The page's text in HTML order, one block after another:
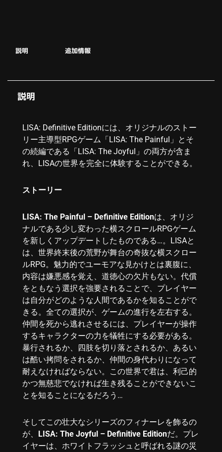
説明 追加情報
説明
LISA: Definitive Editionには、オリジナルのストー
リー主導型RPGゲーム「LISA: The Painful」とそ
の続編である「LISA: The Joyful」の両方が含ま
れ、LISAの世界を完全に体験することができる。
ストーリー
LISA: The Painful – Definitive Editionは、オリジ
ナルである少し変わった横スクロールRPGゲーム
を新しくアップデートしたものである…。LISAと
は、世界終末後の荒野が舞台の奇抜な横スクロー
ルRPG。魅力的でユーモアな見かけとは裏腹に、
内容は嫌悪感を覚え、道徳心の欠片もない。代償
をともなう選択を強要されることで、プレイヤー
は自分がどのような人間であるかを知ることがで
きる。全ての選択が、ゲームの進行を左右する。
仲間を死から逃れさせるには、プレイヤーが操作
するキャラクターの力を犠牲にする必要がある。
暴行されるか、四肢を切り落とされるか、あるい
は酷い拷問をされるか、仲間の身代わりになって
耐えなければならない。この世界で君は、利己的
かつ無慈悲でなければ生き残ることができないこ
とを知ることになるだろう…
そしてこの壮大なシリーズのフィナーレを飾るの
が、 LISA: The Joyful – Definitive Editionだ。プレ
イヤーは、ホワイトフラッシュと呼ばれる謎の災